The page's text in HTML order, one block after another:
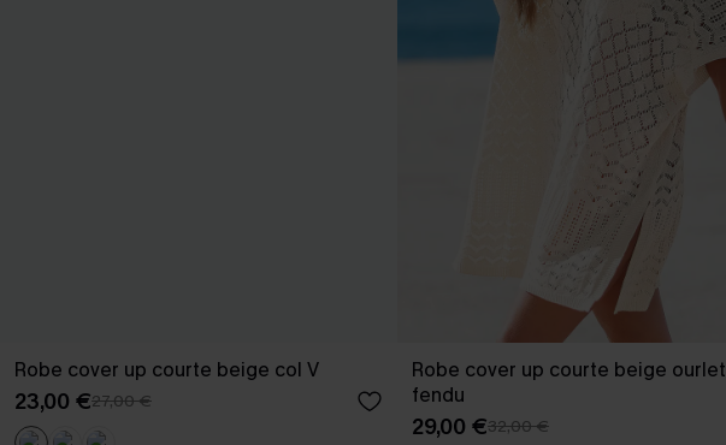
Robe cover up courte beige col V
23,00 €27,00 €
Robe cover up courte beige ourlet
fendu
29,00 €32,00 €